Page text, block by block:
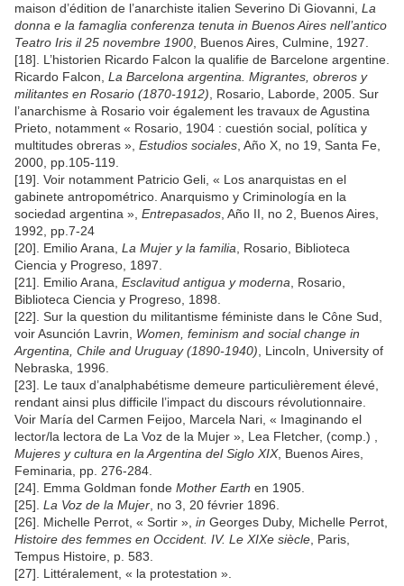
maison d’édition de l’anarchiste italien Severino Di Giovanni, La
donna e la famaglia conferenza tenuta in Buenos Aires nell’antico
Teatro Iris il 25 novembre 1900 , Buenos Aires, Culmine, 1927.
[18]. L’historien Ricardo Falcon la qualifie de Barcelone argentine.
Ricardo Falcon, La Barcelona argentina. Migrantes, obreros y
militantes en Rosario (1870-1912) , Rosario, Laborde, 2005. Sur
l’anarchisme à Rosario voir également les travaux de Agustina
Prieto, notamment « Rosario, 1904 : cuestión social, política y
multitudes obreras », Estudios sociales , Año X, no 19, Santa Fe,
2000, pp.105-119.
[19]. Voir notamment Patricio Geli, « Los anarquistas en el
gabinete antropométrico. Anarquismo y Criminología en la
sociedad argentina », Entrepasados , Año II, no 2, Buenos Aires,
1992, pp.7-24
[20]. Emilio Arana, La Mujer y la familia , Rosario, Biblioteca
Ciencia y Progreso, 1897.
[21]. Emilio Arana, Esclavitud antigua y moderna , Rosario,
Biblioteca Ciencia y Progreso, 1898.
[22]. Sur la question du militantisme féministe dans le Cône Sud,
voir Asunción Lavrin, Women, feminism and social change in
Argentina, Chile and Uruguay (1890-1940) , Lincoln, University of
Nebraska, 1996.
[23]. Le taux d’analphabétisme demeure particulièrement élevé,
rendant ainsi plus difficile l’impact du discours révolutionnaire.
Voir María del Carmen Feijoo, Marcela Nari, « Imaginando el
lector/la lectora de La Voz de la Mujer », Lea Fletcher, (comp.) ,
Mujeres y cultura en la Argentina del Siglo XIX, Buenos Aires,
Feminaria, pp. 276-284.
[24]. Emma Goldman fonde Mother Earth en 1905.
[25]. La Voz de la Mujer , no 3, 20 février 1896.
[26]. Michelle Perrot, « Sortir », in Georges Duby, Michelle Perrot,
Histoire des femmes en Occident. IV. Le XIXe siècle , Paris,
Tempus Histoire, p. 583.
[27]. Littéralement, « la protestation ».